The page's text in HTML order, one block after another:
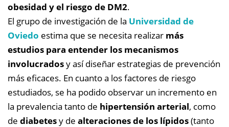
obesidad y el riesgo de DM2.
El grupo de investigación de la Universidad de
Oviedo estima que se necesita realizar más
estudios para entender los mecanismos
involucradosy así diseñar estrategias de prevención
más eficaces. En cuanto a los factores de riesgo
estudiados, se ha podido observar un incremento en
la prevalencia tanto de hipertensión arterial, como
de diabetesy de alteraciones de los lípidos(tanto